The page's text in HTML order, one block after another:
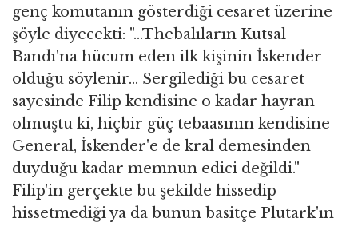
genç komutanın gösterdiği cesaret üzerine
şöyle diyecekti: "...Thebalıların Kutsal
Bandı'na hücum eden ilk kişinin İskender
olduğu söylenir... Sergilediği bu cesaret
sayesinde Filip kendisine o kadar hayran
olmuştu ki, hiçbir güç tebaasının kendisine
General, İskender'e de kral demesinden
duyduğu kadar memnun edici değildi."
Filip'in gerçekte bu şekilde hissedip
hissetmediği ya da bunun basitçe Plutark'ın